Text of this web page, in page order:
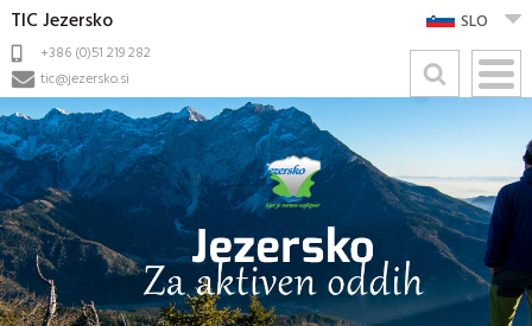
TIC Jezersko
+386 (0)51 219 282
tic@jezersko.si
SLO